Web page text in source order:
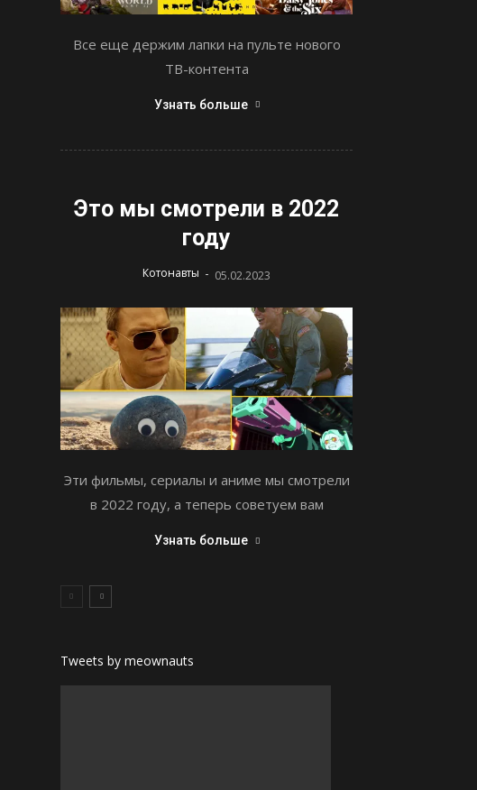
Все еще держим лапки на пульте нового
ТВ-контента
Узнать больше
Это мы смотрели в 2022
году
Котонавты - 05.02.2023
Эти фильмы, сериалы и аниме мы смотрели
в 2022 году, а теперь советуем вам
Узнать больше
Tweets by meownauts